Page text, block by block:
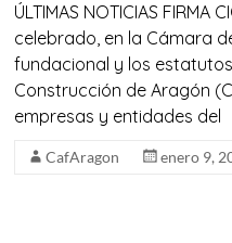
ÚLTIMAS NOTICIAS
celebrado, en la Cámara
fundacional y los
Construcción de Aragón
empresas y entidades del
CafAragon enero 9,